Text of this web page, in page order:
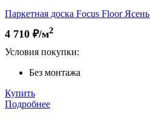
Паркетная доска Focus Floor
4 710 ₽/м2
Условия покупки:
Без монтажа
Купить
Подробнее